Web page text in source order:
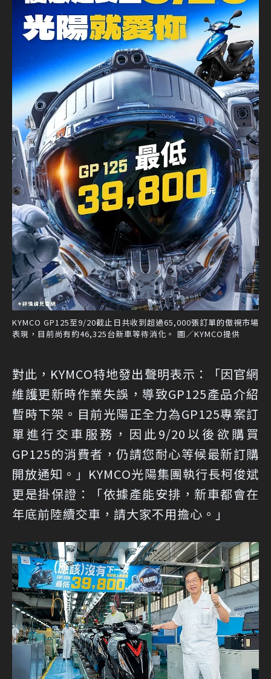
KYMCO GP125至9/20截止日共收到超過65,000張訂單的傲視市場
表現，目前尚有約46,325台新車等待消化。 圖／KYMCO提供
對此，KYMCO特地發出聲明表示：「因官網
維護更新時作業失誤，導致GP125產品介紹
暫時下架。目前光陽正全力為GP125專案訂
單進行交車服務，因此9/20以後欲購買
GP125的消費者，仍請您耐心等候最新訂購
開放通知。」KYMCO光陽集團執行長柯俊斌
更是掛保證：「依據產能安排，新車都會在
年底前陸續交車，請大家不用擔心。」